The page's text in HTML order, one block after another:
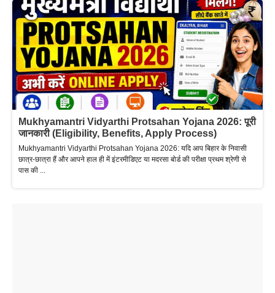
Mukhyamantri Vidyarthi Protsahan Yojana 2026: पूरी
जानकारी (Eligibility, Benefits, Apply Process)
Mukhyamantri Vidyarthi Protsahan Yojana 2026: यदि आप बिहार के निवासी
छात्र-छात्रा हैं और आपने हाल ही में इंटरमीडिएट या मदरसा बोर्ड की परीक्षा प्रथम श्रेणी से
पास की ...